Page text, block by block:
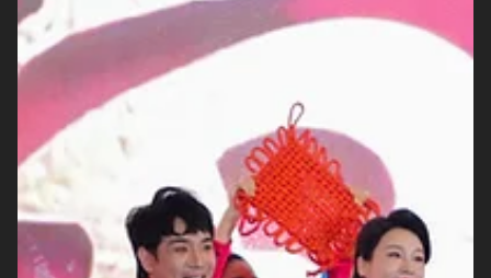
1 menit membaca
Spring Festival 2026 di ASEAN
Headquarters: Perayaan Budaya
Tiongkok yang Menyatukan Komunitas
ASEAN
Spring Festival @ ASEAN Headquarters 2026 merupakan
perayaan yang dihadiri oleh lebih dari 200 perwakilan dari